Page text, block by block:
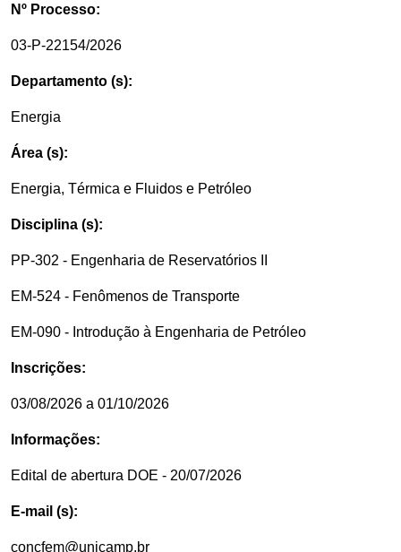
Nº Processo:
03-P-22154/2026
Departamento (s):
Energia
Área (s):
Energia, Térmica e Fluidos e Petróleo
Disciplina (s):
PP-302 - Engenharia de Reservatórios II
EM-524 - Fenômenos de Transporte
EM-090 - Introdução à Engenharia de Petróleo
Inscrições:
03/08/2026 a 01/10/2026
Informações:
Edital de abertura DOE - 20/07/2026
E-mail (s):
concfem@unicamp.br